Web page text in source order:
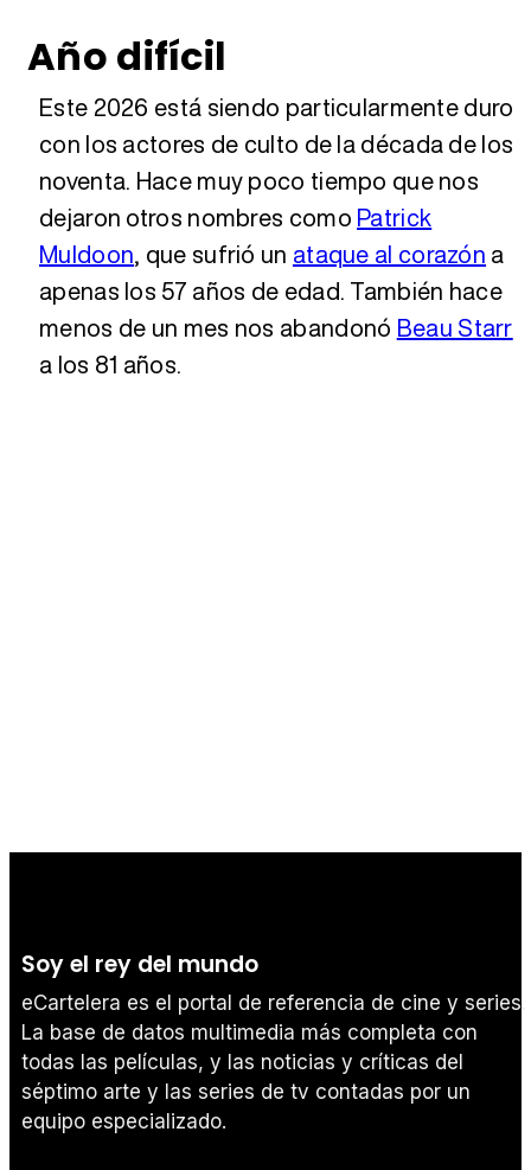
Año difícil
Este 2026 está siendo particularmente duro
con los actores de culto de la década de los
noventa. Hace muy poco tiempo que nos
dejaron otros nombres como Patrick
Muldoon, que sufrió un ataque al corazón a
apenas los 57 años de edad. También hace
menos de un mes nos abandonó Beau Starr
a los 81 años.
Soy el rey del mundo
eCartelera es el portal de referencia de cine y series.
La base de datos multimedia más completa con
todas las películas, y las noticias y críticas del
séptimo arte y las series de tv contadas por un
equipo especializado.